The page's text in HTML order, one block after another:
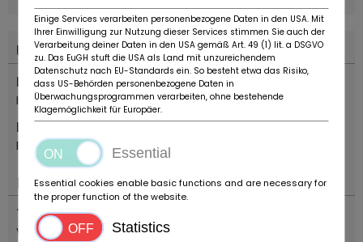
Ubicazione
Nazione
Italia
Posizione
Reggio Emilia
Importante
Tipo di veicolo
Veicoli prebellici
Einige Services verarbeiten personenbezogene Daten in den USA. Mit
Ihrer Einwilligung zur Nutzung dieser Services stimmen Sie auch der
Verarbeitung deiner Daten in den USA gemäß Art. 49 (1) lit. a DSGVO
zu. Das EuGH stuft die USA als Land mit unzureichendem
Datenschutz nach EU-Standards ein. So besteht etwa das Risiko,
dass US-Behörden personenbezogene Daten in
Überwachungsprogrammen verarbeiten, ohne bestehende
Klagemöglichkeit für Europäer.
Essential
Essential cookies enable basic functions and are necessary for
the proper function of the website.
Statistics